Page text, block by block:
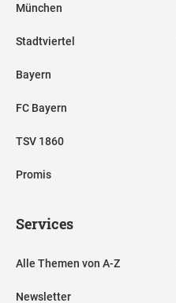
München
Stadtviertel
Bayern
FC Bayern
TSV 1860
Promis
Services
Alle Themen von A-Z
Newsletter